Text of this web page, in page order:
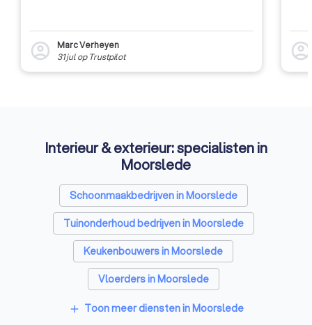
account_circle
Marc Verheyen
31 julop Trustpilot account_circle
Interieur & exterieur: specialisten in
Moorslede
Schoonmaakbedrijven in Moorslede
Tuinonderhoud bedrijven in Moorslede
Keukenbouwers in Moorslede
Vloerders in Moorslede
add Toon meer diensten in Moorslede